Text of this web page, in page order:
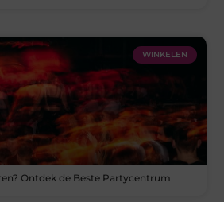
WINKELEN
Ontdek de Beste Partycentrum